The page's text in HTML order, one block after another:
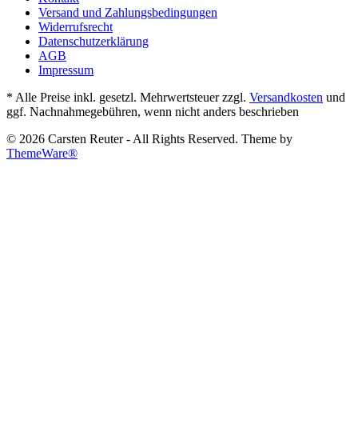
Versand und Zahlungsbedingungen
Widerrufsrecht
Datenschutzerklärung
AGB
Impressum
* Alle Preise inkl. gesetzl. Mehrwertsteuer zzgl. Versandkosten und
ggf. Nachnahmegebühren, wenn nicht anders beschrieben
© 2026 Carsten Reuter - All Rights Reserved. Theme by
ThemeWare®